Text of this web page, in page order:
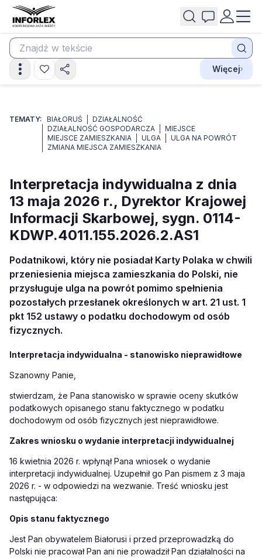
Więcej
TEMATY: BIAŁORUŚ
DZIAŁALNOŚĆ
DZIAŁALNOŚĆ GOSPODARCZA
MIEJSCE
MIEJSCE ZAMIESZKANIA
ULGA
ULGA NA POWRÓT
ZMIANA MIEJSCA ZAMIESZKANIA
Interpretacja indywidualna z dnia
13 maja 2026 r., Dyrektor Krajowej
Informacji Skarbowej, sygn. 0114-
KDWP.4011.155.2026.2.AS1
Podatnikowi, który nie posiadał Karty Polaka w chwili
przeniesienia miejsca zamieszkania do Polski, nie
przysługuje ulga na powrót pomimo spełnienia
pozostałych przesłanek określonych w art. 21 ust. 1
pkt 152 ustawy o podatku dochodowym od osób
fizycznych.
Interpretacja indywidualna - stanowisko nieprawidłowe
Szanowny Panie,
stwierdzam, że Pana stanowisko w sprawie oceny skutków
podatkowych opisanego stanu faktycznego w podatku
dochodowym od osób fizycznych jest nieprawidłowe.
Zakres wniosku o wydanie interpretacji indywidualnej
16 kwietnia 2026 r. wpłynął Pana wniosek o wydanie
interpretacji indywidualnej. Uzupełnił go Pan pismem z 3 maja
2026 r. - w odpowiedzi na wezwanie. Treść wniosku jest
następująca:
Opis stanu faktycznego
Jest Pan obywatelem Białorusi i przed przeprowadzką do
Polski nie pracował Pan ani nie prowadził Pan działalności na